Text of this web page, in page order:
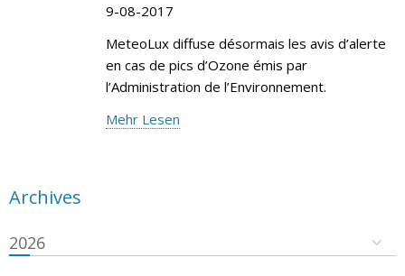
9-08-2017
MeteoLux diffuse désormais les avis d’alerte
en cas de pics d’Ozone émis par
l’Administration de l’Environnement.
Mehr Lesen
Archives
2026